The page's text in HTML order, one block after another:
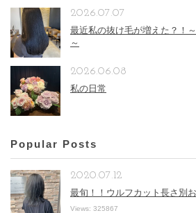
最近私の抜け毛が増えた？！
～
2026.07.07
私の日常
2026.06.08
Popular Posts
最旬！！ウルフカット長さ別
2020.07.12
Views: 325867